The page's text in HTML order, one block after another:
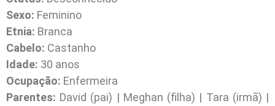
Sexo: Feminino
Etnia: Branca
Cabelo: Castanho
Idade: 30 anos
Ocupação: Enfermeira
Parentes: David (pai) | Meghan (filha) | Tara (irmã) |